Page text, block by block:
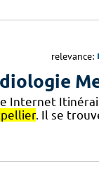
relevance:
Internet
. Il se